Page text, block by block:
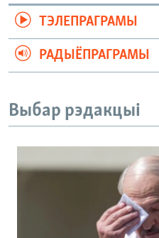
ТЭЛЕПРАГРАМЫ
РАДЫЁПРАГРАМЫ
Выбар рэдакцыі